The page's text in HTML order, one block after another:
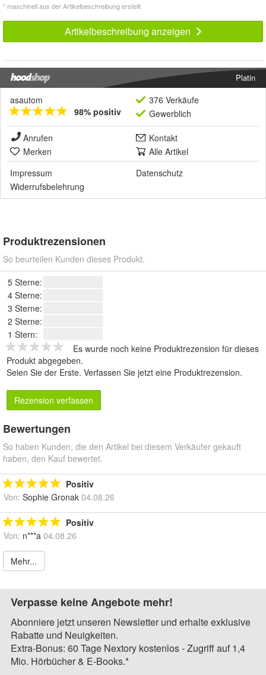
* maschinell aus der Artikelbeschreibung erstellt
Artikelbeschreibung anzeigen
Platin
asautom
98% positiv
376 Verkäufe
Gewerblich
Anrufen
Kontakt
Merken
Alle Artikel
Impressum
Datenschutz
Widerrufsbelehrung
Produktrezensionen
So beurteilen Kunden dieses Produkt.
5 Sterne:
4 Sterne:
3 Sterne:
2 Sterne:
1 Stern:
Es wurde noch keine Produktrezension für dieses
Produkt abgegeben.
Seien Sie der Erste. Verfassen Sie jetzt eine Produktrezension.
Rezension verfassen
Bewertungen
So haben Kunden, die den Artikel bei diesem Verkäufer gekauft
haben, den Kauf bewertet.
Positiv
Von: Sophie Gronak 04.08.26
Positiv
Von: n***a 04.08.26
Mehr...
Verpasse keine Angebote mehr!
Abonniere jetzt unseren Newsletter und erhalte exklusive
Rabatte und Neuigkeiten.
Extra-Bonus: 60 Tage Nextory kostenlos - Zugriff auf 1,4
Mio. Hörbücher & E-Books.*